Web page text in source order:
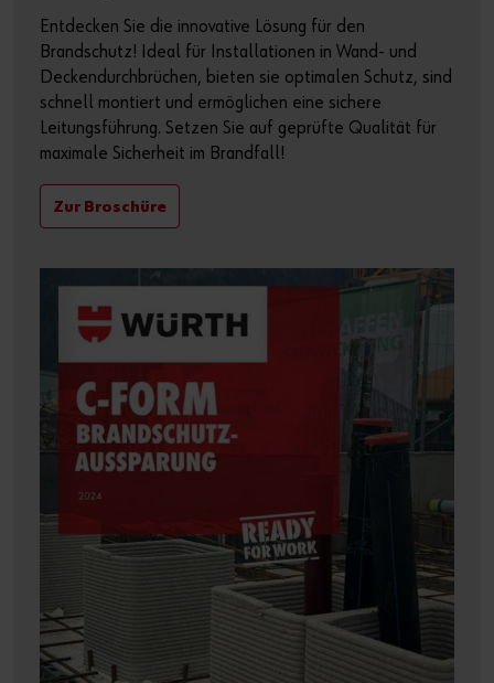
Entdecken Sie die innovative Lösung für den
Brandschutz! Ideal für Installationen in Wand- und
Deckendurchbrüchen, bieten sie optimalen Schutz, sind
schnell montiert und ermöglichen eine sichere
Leitungsführung. Setzen Sie auf geprüfte Qualität für
maximale Sicherheit im Brandfall!
Zur Broschüre